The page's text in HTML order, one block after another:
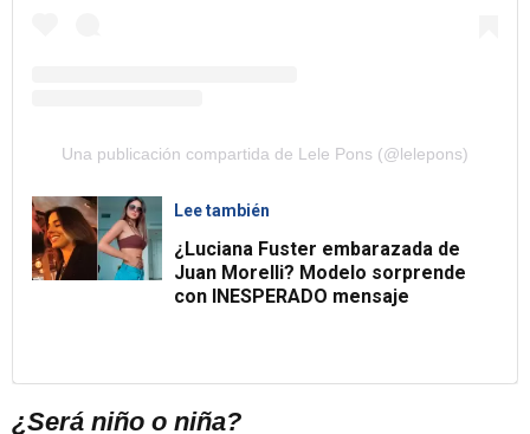
Una publicación compartida de Lele Pons (@lelepons)
Lee también
¿Luciana Fuster embarazada de
Juan Morelli? Modelo sorprende
con INESPERADO mensaje
¿Será niño o niña?